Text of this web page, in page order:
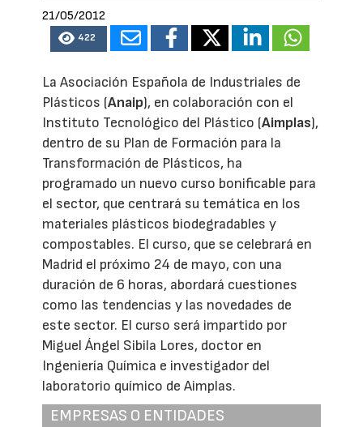
21/05/2012
422
La Asociación Española de Industriales de
Plásticos (Anaip), en colaboración con el
Instituto Tecnológico del Plástico (Aimplas),
dentro de su Plan de Formación para la
Transformación de Plásticos, ha
programado un nuevo curso bonificable para
el sector, que centrará su temática en los
materiales plásticos biodegradables y
compostables. El curso, que se celebrará en
Madrid el próximo 24 de mayo, con una
duración de 6 horas, abordará cuestiones
como las tendencias y las novedades de
este sector. El curso será impartido por
Miguel Ángel Sibila Lores, doctor en
Ingeniería Química e investigador del
laboratorio químico de Aimplas.
EMPRESAS O ENTIDADES